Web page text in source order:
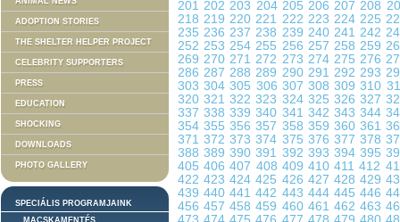
ADOPTION STORIES
THE SHELTER HELPER PROJECT
CELEBRITY SUPPORTERS
PRESS
EDUCATION
SHOCKING
DOWNLOADS
PHOTO GALLERY
SPECIÁLIS PROGRAMJAINK
MACSKAMENTÉS
201202203 204 205 206207208
218219220221 222 223 224 225
235236237238 239 240 241 242
252253254255 256 257 258 259
269270271272 273 274 275 276
286287288289 290 291 292 293
303304305 306 307 308309310
320321322323 324 325 326 327
337338339340 341 342 343 344
354355356357 358 359 360 361
371372373374 375 376 377 378
388389390391 392 393 394 395
405406407 408 409 410411412
422423424425 426 427 428 429
439440441442 443 444 445 446
456457458459 460 461 462 463